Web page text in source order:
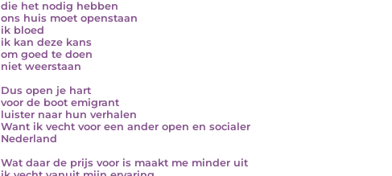
die het nodig hebben
ons huis moet openstaan
ik bloed
ik kan deze kans
om goed te doen
niet weerstaan
Dus open je hart
voor de boot emigrant
luister naar hun verhalen
Want ik vecht voor een ander open en socialer
Nederland
Wat daar de prijs voor is maakt me minder uit